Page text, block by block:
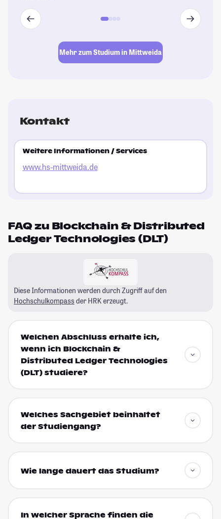
Mehr zum Studium in Mittweida
Kontakt
Weitere Informationen / Services
www.hs-mittweida.de
FAQ zu Blockchain & Distributed
Ledger Technologies (DLT)
Diese Informationen werden durch Zugriff auf den
Hochschulkompass der HRK erzeugt.
Welchen Abschluss erhalte ich,
wenn ich Blockchain &
Distributed Ledger Technologies
(DLT) studiere?
Welches Sachgebiet beinhaltet
der Studiengang?
Wie lange dauert das Studium?
In welcher Sprache finden die